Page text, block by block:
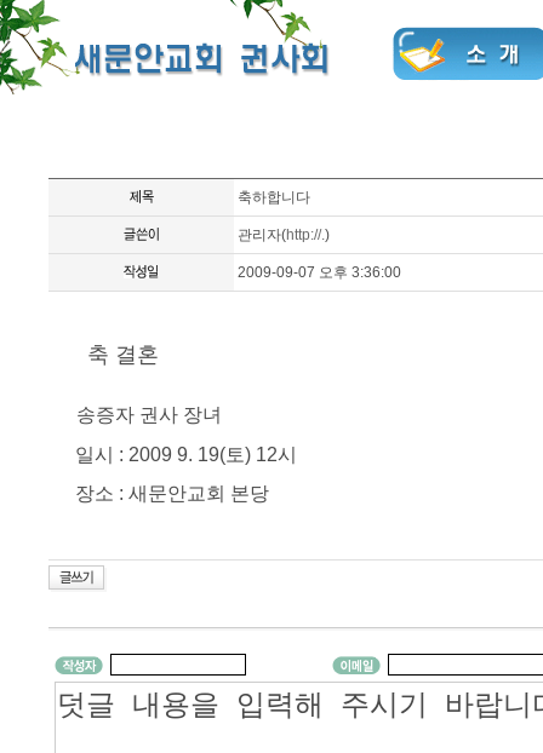
축하합니다
관리자(http://.)
2009-09-07 오후 3:36:00
축 결혼
송증자 권사 장녀
일시 : 2009 9. 19(토) 12시
장소 : 새문안교회 본당